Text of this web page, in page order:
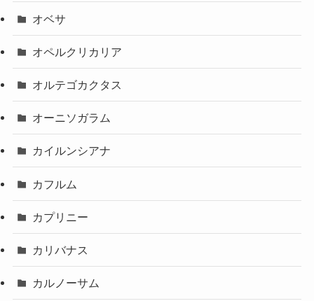
オベサ
オペルクリカリア
オルテゴカクタス
オーニソガラム
カイルンシアナ
カフルム
カプリニー
カリバナス
カルノーサム